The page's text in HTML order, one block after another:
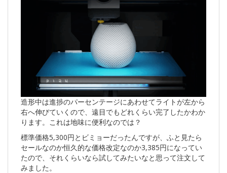
造形中は進捗のパーセンテージにあわせてライトが左から
右へ伸びていくので、遠目でもどれくらい完了したかわか
ります。これは地味に便利なのでは？
標準価格5,300円とビミョーだったんですが、ふと見たら
セールなのか恒久的な価格改定なのか3,385円になってい
たので、それくらいなら試してみたいなと思って注文して
みました。